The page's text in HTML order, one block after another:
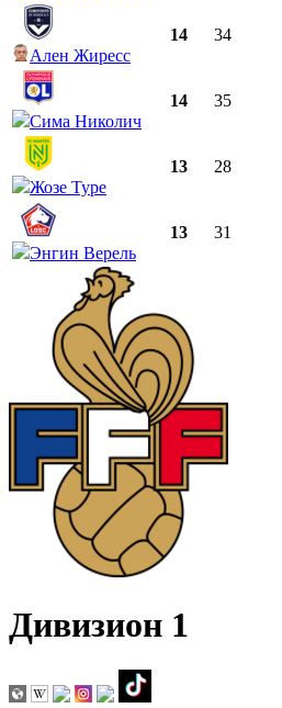
Ален Жиресс
14 34
Сима Николич
14 35
Жозе Туре
13 28
Энгин Верель
13 31
Дивизион 1